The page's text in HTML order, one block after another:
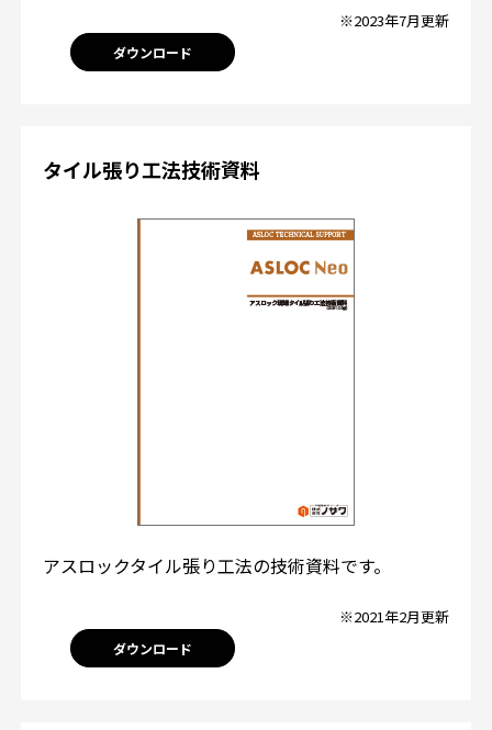
※2023年7月更新
ダウンロード
タイル張り工法技術資料
アスロックタイル張り工法の技術資料です。
※2021年2月更新
ダウンロード